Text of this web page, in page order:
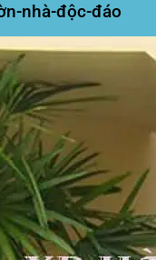
nhà-độc-đáo